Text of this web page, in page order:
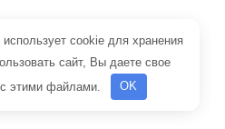
и
насос
водяной системы
момент, когда
cookie для хранения
сайт, Вы даете свое
этими файлами.
OK